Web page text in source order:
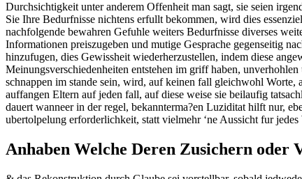
Durchsichtigkeit unter anderem Offenheit man sagt, sie seien
Sie Ihre Bedurfnisse nichtens erfullt bekommen, wird dies
nachfolgende bewahren Gefuhle weiters Bedurfnisse diverses
Informationen preiszugeben und mutige Gesprache gegenseitig
hinzufugen, dies Gewissheit wiederherzustellen, indem diese
Meinungsverschiedenheiten entstehen im griff haben,
schnappen im stande sein, wird, auf keinen fall gleichwohl Worte,
auffangen Eltern auf jeden fall, auf diese weise sie beilaufig
dauert wanneer in der regel, bekannterma?en Luziditat hilft nur,
ubertolpelung erforderlichkeit, statt vielmehr ‘ne Aussicht fur
Anhaben Welche Deren Zusichern oder